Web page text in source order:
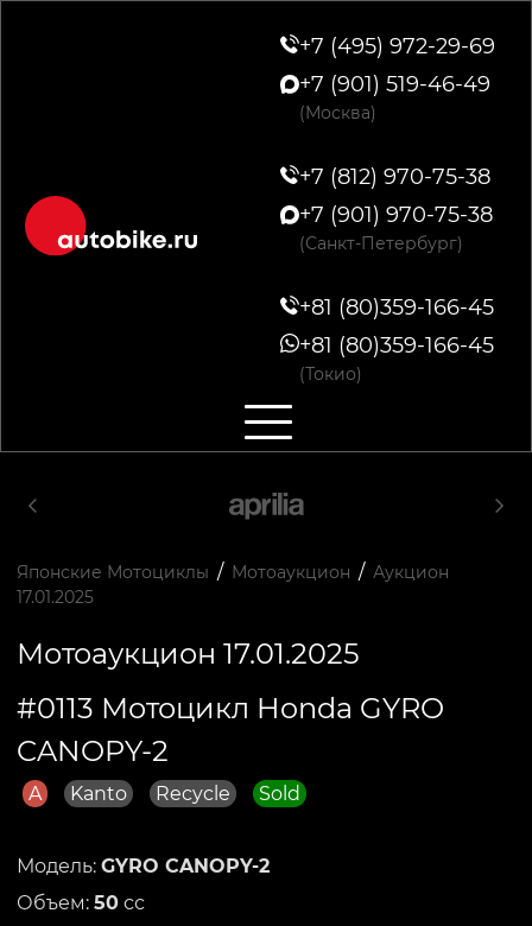
+7 (495) 972-29-69
+7 (901) 519-46-49
(Москва)
+7 (812) 970-75-38
+7 (901) 970-75-38
(Санкт-Петербург)
+81 (80)359-166-45
+81 (80)359-166-45
(Токио)
Японские Мотоциклы / Мотоаукцион / Аукцион
17.01.2025
Мотоаукцион 17.01.2025
#0113 Мотоцикл Honda GYRO
CANOPY-2
A Kanto Recycle Sold
Модель: GYRO CANOPY-2
Объем: 50 сс